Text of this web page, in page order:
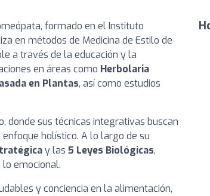
formado en el Instituto
en métodos de Medicina de Estilo de
a través de la educación y la
en áreas como Herbolaria
en Plantas, así como estudios
donde sus técnicas integrativas buscan
holístico. A lo largo de su
y las 5 Leyes Biológicas,
emocional.
y conciencia en la alimentación,